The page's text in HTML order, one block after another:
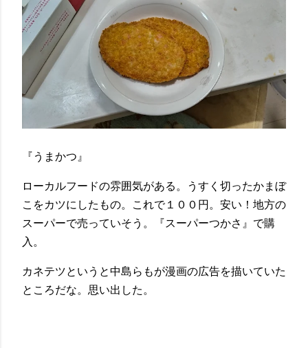
『うまかつ』
ローカルフードの雰囲気がある。うすく切ったかまぼ
こをカツにしたもの。これで１００円。安い！地方の
スーパーで売っていそう。『スーパーつかさ』で購
入。
カネテツというと中島らもが漫画の広告を描いていた
ところだな。思い出した。